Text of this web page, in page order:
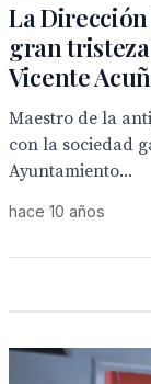
La
gran
Vicente
Maestro de la
con la sociedad
Ayuntamiento...
hace 10 años